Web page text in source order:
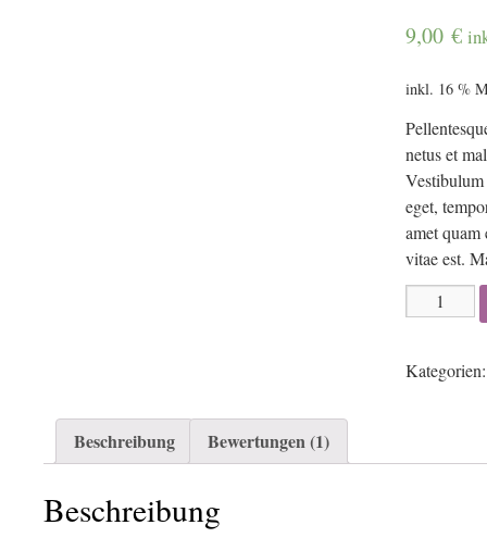
basierend
9,00 €
inkl. 16 %
netus et
eget,
amet quam
vitae est.
Album
Menge
Beschreibung Bewertungen (1)
Beschreibung